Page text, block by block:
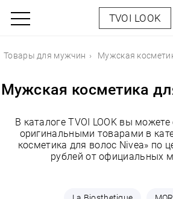
TVOI LOOK
Товары для мужчин Мужская
Мужская косметика
В каталоге TVOI LOOK вы
оригинальными товарами в
косметика для волос Nivea» по
рублей от официальных